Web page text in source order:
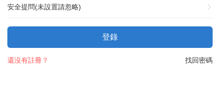
安全提問(未設置請忽略)
登錄
找回密碼
還沒有註冊？